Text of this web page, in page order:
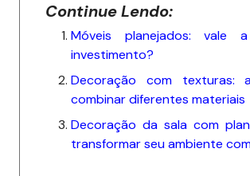
e
b
o
k
e
dI
n
e
st
s
A
p
p
Li
k
Continue Lendo:
Móveis planejados: vale
investimento?
Decoração com texturas:
combinar diferentes materiais
Decoração da sala com
transformar seu ambiente